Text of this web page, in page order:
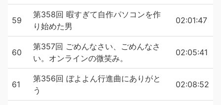
59
第358回 暇すぎて自作パソコンを作
り始めた男
02:01:47
60
第357回 ごめんなさい、ごめんなさ
い。オンラインの微笑み。
02:05:41
61
第356回 ぼよよん行進曲にありがと
う
02:08:52